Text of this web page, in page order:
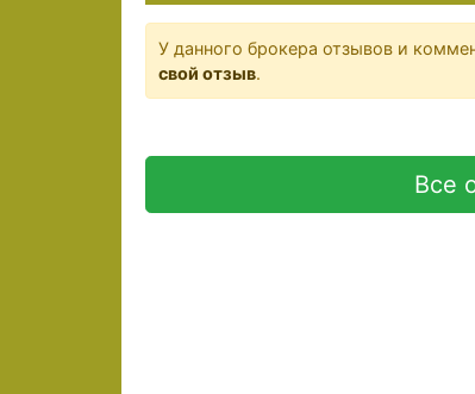
У данного брокера отзывов и
свой отзыв.
Все